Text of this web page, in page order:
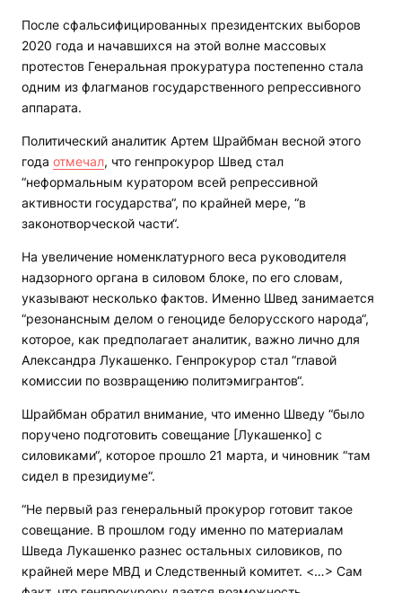
После сфальсифицированных президентских выборов
2020 года и начавшихся на этой волне массовых
протестов Генеральная прокуратура постепенно стала
одним из флагманов государственного репрессивного
аппарата.
Политический аналитик Артем Шрайбман весной этого
года отмечал, что генпрокурор Швед стал
“неформальным куратором всей репрессивной
активности государства“, по крайней мере, “в
законотворческой части“.
На увеличение номенклатурного веса руководителя
надзорного органа в силовом блоке, по его словам,
указывают несколько фактов. Именно Швед занимается
“резонансным делом о геноциде белорусского народа“,
которое, как предполагает аналитик, важно лично для
Александра Лукашенко. Генпрокурор стал “главой
комиссии по возвращению политэмигрантов“.
Шрайбман обратил внимание, что именно Шведу “было
поручено подготовить совещание [Лукашенко] с
силовиками“, которое прошло 21 марта, и чиновник “там
сидел в президиуме“.
“Не первый раз генеральный прокурор готовит такое
совещание. В прошлом году именно по материалам
Шведа Лукашенко разнес остальных силовиков, по
крайней мере МВД и Следственный комитет. <…> Сам